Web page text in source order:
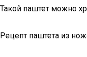
Такой паштет можно
Рецепт паштета из